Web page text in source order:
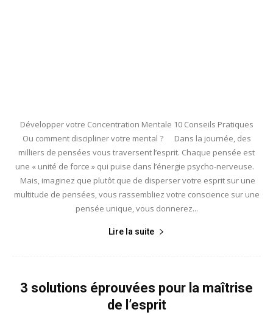
Développer votre Concentration Mentale 10 Conseils Pratiques
Ou comment discipliner votre mental ? Dans la journée, des
milliers de pensées vous traversent l’esprit. Chaque pensée est
une « unité de force » qui puise dans l’énergie psycho-nerveuse.
Mais, imaginez que plutôt que de disperser votre esprit sur une
multitude de pensées, vous rassembliez votre conscience sur une
pensée unique, vous donnerez...
Lire la suite
3 solutions éprouvées pour la maîtrise
de l’esprit